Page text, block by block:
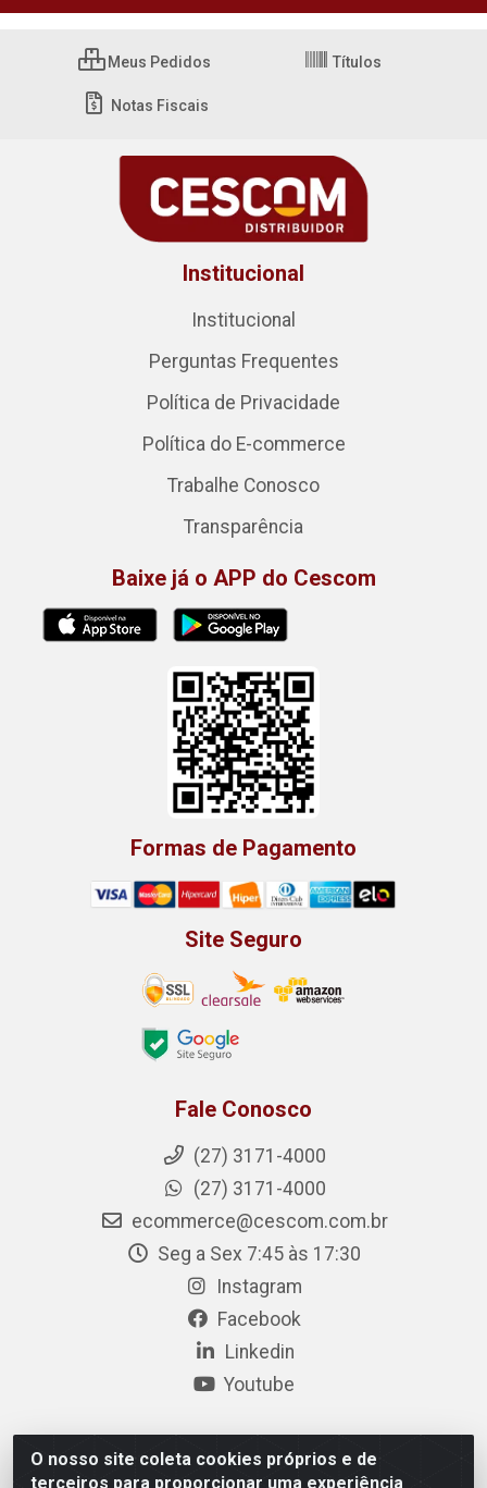
O nosso site coleta cookies próprios e de
terceiros para proporcionar uma experiência
Meus Pedidos Títulos
Notas Fiscais
Institucional
Institucional
Perguntas Frequentes
Política de Privacidade
Política do E-commerce
Trabalhe Conosco
Transparência
Baixe já o APP do Cescom
Formas de Pagamento
Site Seguro
Fale Conosco
(27) 3171-4000
(27) 3171-4000
ecommerce@cescom.com.br
Seg a Sex 7:45 às 17:30
Instagram
Facebook
Linkedin
Youtube
Cescom Distribuidor - Rodovia BR 101, Km 163, S/N –